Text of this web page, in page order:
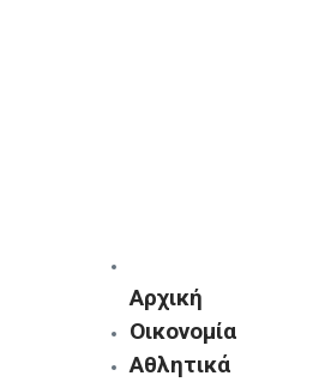
Αρχική
Οικονομία
Αθλητικά